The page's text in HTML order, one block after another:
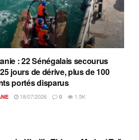
: 22 Sénégalais secourus
jours de dérive, plus de 100
portés disparus
18/07/2026 0 1.5K